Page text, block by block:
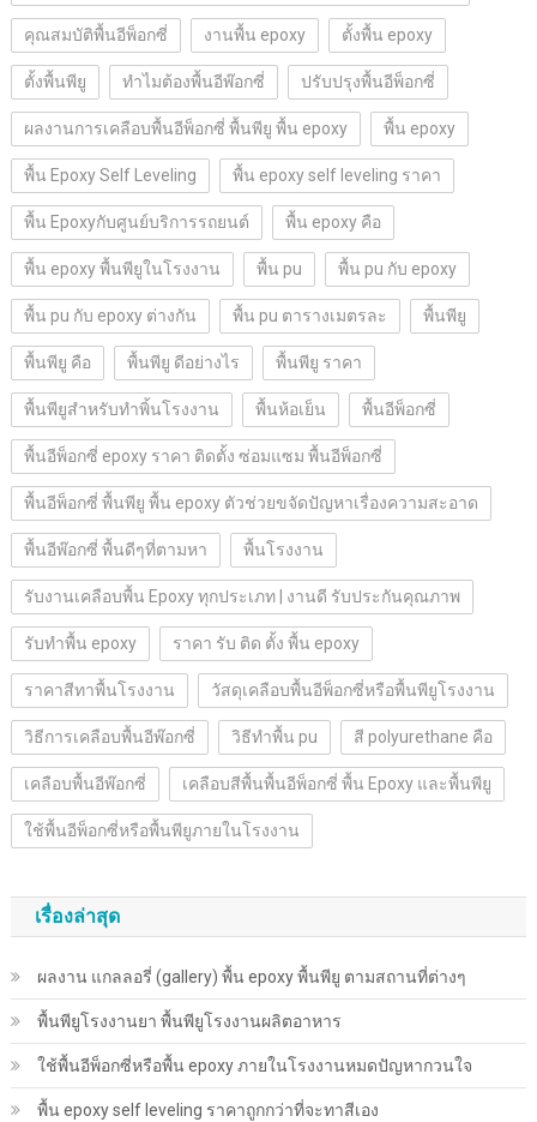
คุณสมบัติพื้นอีพ็อกซี่ งานพื้น epoxy ตั้งพื้น epoxy
ตั้งพื้นพียู ทำไมต้องพื้นอีพ๊อกซี่ ปรับปรุงพื้นอีพ็อกซี่
ผลงานการเคลือบพื้นอีพ็อกซี่ พื้นพียู พื้น epoxy พื้น epoxy
พื้น Epoxy Self Leveling พื้น epoxy self leveling ราคา
พื้น Epoxyกับศูนย์บริการรถยนต์ พื้น epoxy คือ
พื้น epoxy พื้นพียูในโรงงาน พื้น pu พื้น pu กับ epoxy
พื้น pu กับ epoxy ต่างกัน พื้น pu ตารางเมตรละ พื้นพียู
พื้นพียู คือ พื้นพียู ดีอย่างไร พื้นพียู ราคา
พื้นพียูสำหรับทำพิ้นโรงงาน พื้นห้อเย็น พื้นอีพ็อกซี่
พื้นอีพ็อกซี่ epoxy ราคา ติดตั้ง ซ่อมแซม พื้นอีพ็อกซี่
พื้นอีพ็อกซี่ พื้นพียู พื้น epoxy ตัวช่วยขจัดปัญหาเรื่องความสะอาด
พื้นอีพ๊อกซี่ พื้นดีๆที่ตามหา พื้นโรงงาน
รับงานเคลือบพื้น Epoxy ทุกประเภท | งานดี รับประกันคุณภาพ
รับทำพื้น epoxy ราคา รับ ติด ตั้ง พื้น epoxy
ราคาสีทาพื้นโรงงาน วัสดุเคลือบพื้นอีพ็อกซี่หรือพื้นพียูโรงงาน
วิธีการเคลือบพื้นอีพ๊อกซี่ วิธีทำพื้น pu สี polyurethane คือ
เคลือบพื้นอีพ๊อกซี่ เคลือบสีพื้นพื้นอีพ็อกซี่ พื้น Epoxy และพื้นพียู
ใช้พื้นอีพ็อกซี่หรือพื้นพียูภายในโรงงาน
เรื่องล่าสุด
ผลงาน แกลลอรี่ (gallery) พื้น epoxy พื้นพียู ตามสถานที่ต่างๆ
พื้นพียู​โรงงานยา พื้นพียู​โรงงานผลิตอาหาร
ใช้พื้นอีพ็อกซี่หรือพื้น epoxy ภายในโรงงานหมดปัญหากวนใจ
พื้น epoxy self leveling ราคาถูกกว่าที่จะทาสีเอง